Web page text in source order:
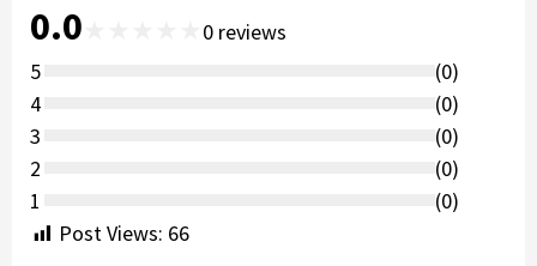
0.0 0 reviews
5
(0)
4
(0)
3
(0)
2
(0)
1
(0)
Post Views: 66